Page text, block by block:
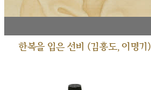
한복을 입은 선비 (김홍도, 이명기)